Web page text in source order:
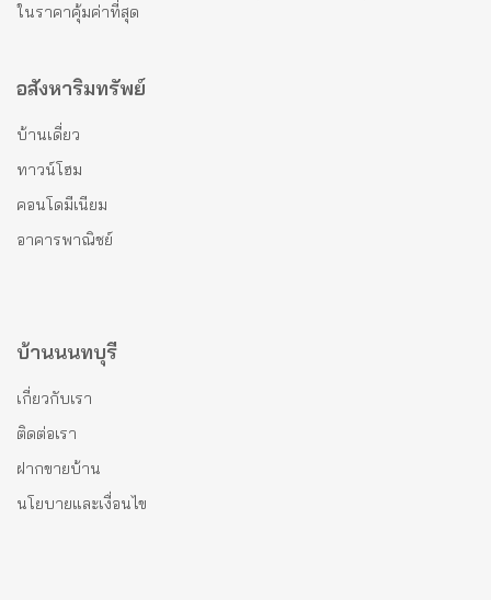
ในราคาคุ้มค่าที่สุด
อสังหาริมทรัพย์
บ้านเดี่ยว
ทาวน์โฮม
คอนโดมีเนียม
อาคารพาณิชย์
บ้านนนทบุรี
เกี่ยวกับเรา
ติดต่อเรา
ฝากขายบ้าน
นโยบายและเงื่อนไข